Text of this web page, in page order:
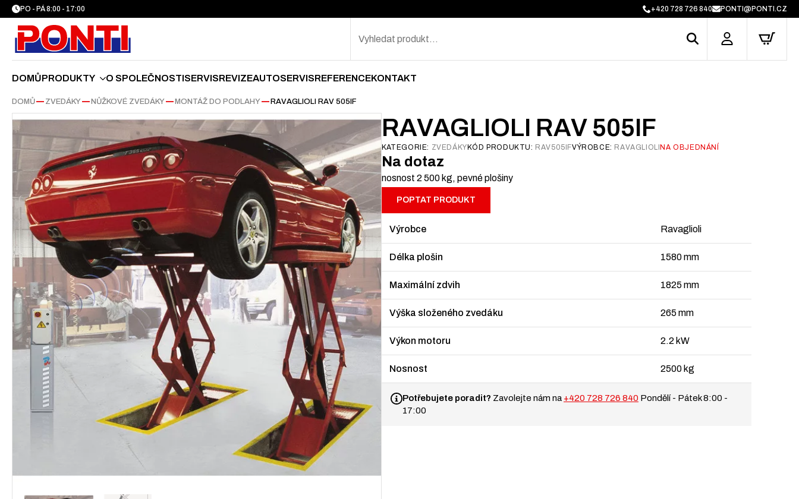
PO - PÁ 8:00 - 17:00 +420 728 726 840 PONTI@PONTI.CZ
DOMŮPRODUKTY O SPOLEČNOSTISERVISREVIZEAUTOSERVISREFERENCEKONTAKT
DOMŮ— ZVEDÁKY—NŮŽKOVÉ ZVEDÁKY—MONTÁŽ DO PODLAHY—RAVAGLIOLI RAV 505IF
RAVAGLIOLI RAV 505IF
KATEGORIE: ZVEDÁKYKÓD PRODUKTU: RAV505IFVÝROBCE: RAVAGLIOLINA OBJEDNÁNÍ
Na dotaz
nosnost 2 500 kg, pevné plošiny
POPTAT PRODUKT
Výrobce Ravaglioli
Délka plošin 1580 mm
Maximální zdvih 1825 mm
Výška složeného zvedáku 265 mm
Výkon motoru 2.2 kW
Nosnost 2500 kg
Potřebujete poradit? Zavolejte nám na +420 728 726 840 Pondělí - Pátek 8:00 -
17:00